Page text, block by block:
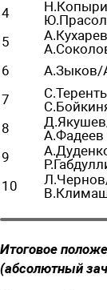
4
5
6
А.Зыков/
7
8
А.Фадеев
9
10
Итоговое
(абсолютный